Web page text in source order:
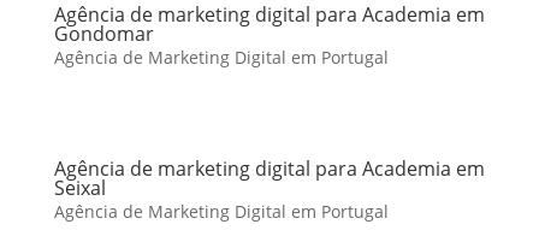
Agência de marketing digital para Academia em
Gondomar
Agência de Marketing Digital em Portugal
Agência de marketing digital para Academia em
Seixal
Agência de Marketing Digital em Portugal